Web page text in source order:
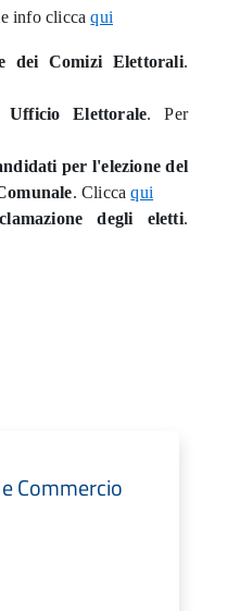
info cliccaqui
dei Comizi Elettorali.
Ufficio Elettorale. Per
per l'elezione del
. Cliccaqui
degli eletti.
Commercio